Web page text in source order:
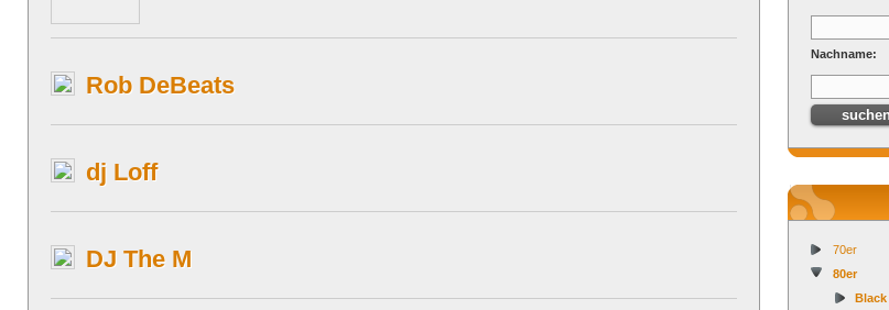
Rob DeBeats
dj Loff
DJ The M
Nachname:
70er
80er
Black